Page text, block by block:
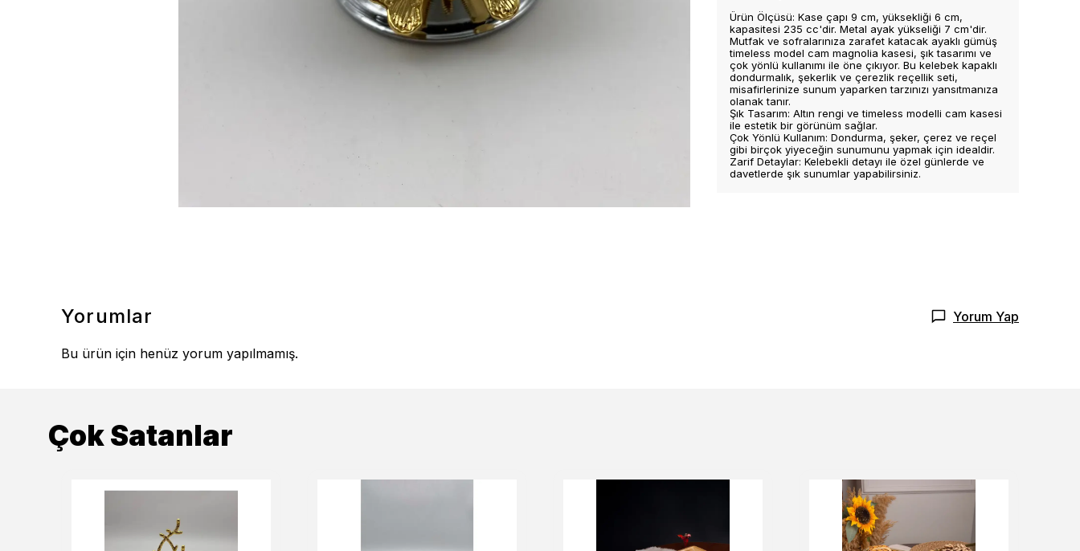
Ürün Ölçüsü: Kase çapı 9 cm, yüksekliği 6 cm,
kapasitesi 235 cc'dir. Metal ayak yükseliği 7 cm'dir.
Mutfak ve sofralarınıza zarafet katacak ayaklı gümüş
timeless model cam magnolia kasesi, şık tasarımı ve
çok yönlü kullanımı ile öne çıkıyor. Bu kelebek kapaklı
dondurmalık, şekerlik ve çerezlik reçellik seti,
misafirlerinize sunum yaparken tarzınızı yansıtmanıza
olanak tanır.
Şık Tasarım: Altın rengi ve timeless modelli cam kasesi
ile estetik bir görünüm sağlar.
Çok Yönlü Kullanım: Dondurma, şeker, çerez ve reçel
gibi birçok yiyeceğin sunumunu yapmak için idealdir.
Zarif Detaylar: Kelebekli detayı ile özel günlerde ve
davetlerde şık sunumlar yapabilirsiniz.
Yorumlar Yorum Yap
Bu ürün için henüz yorum yapılmamış.
Çok Satanlar